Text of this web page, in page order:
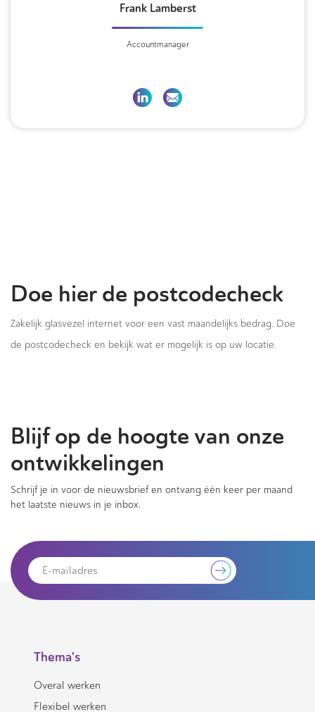
Frank Lamberst
Accountmanager
Doe hier de postcodecheck
Zakelijk glasvezel internet voor een vast maandelijks bedrag. Doe
de postcodecheck en bekijk wat er mogelijk is op uw locatie.
Blijf op de hoogte van onze
ontwikkelingen
Schrijf je in voor de nieuwsbrief en ontvang één keer per maand
het laatste nieuws in je inbox.
Thema's
Overal werken
Flexibel werken